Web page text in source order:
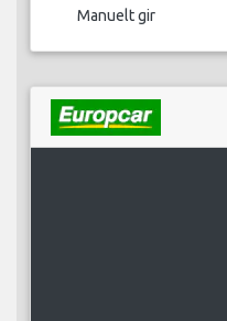
Manuelt gir